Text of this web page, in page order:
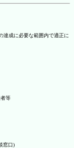
達成に必要な範囲内で適正に
等
窓口)